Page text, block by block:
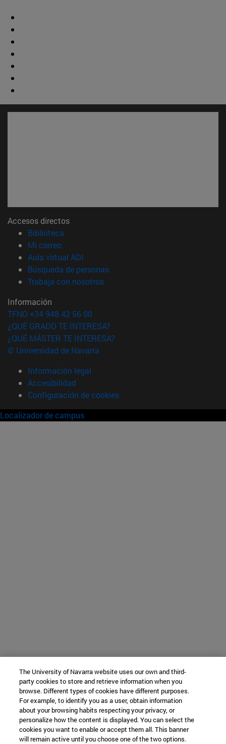
Accesos directos
Biblioteca
Mi correo(abre en nueva ventana)
Aula virtual ADI
Búsqueda de personas(abre en nueva ventana)
Trabaja con nosotros(abre en nueva ventana)
Información
TFNO +34 948 42 56 00
¿QUÉ GRADO TE INTERESA?
¿QUÉ MÁSTER TE INTERESA?
© Universidad de Navarra
Información legal
Accesibilidad
Configuración de cookies
Localizador de campus
The University of Navarra website uses our own and third-
party cookies to store and retrieve information when you
browse. Different types of cookies have different purposes.
For example, to identify you as a user, obtain information
about your browsing habits respecting your privacy, or
personalize how the content is displayed. You can select the
cookies you want to enable or accept them all. This banner
will remain active until you choose one of the two options.